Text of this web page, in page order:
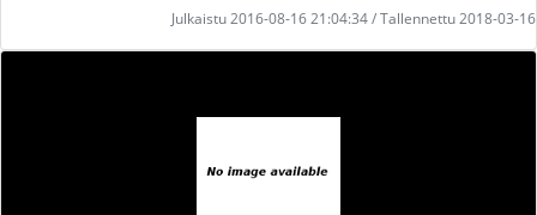
Julkaistu 2016-08-16 21:04:34 / Tallennettu 2018-03-16